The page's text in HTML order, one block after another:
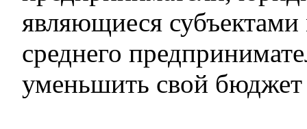
являющиеся
среднего
уменьшить свой